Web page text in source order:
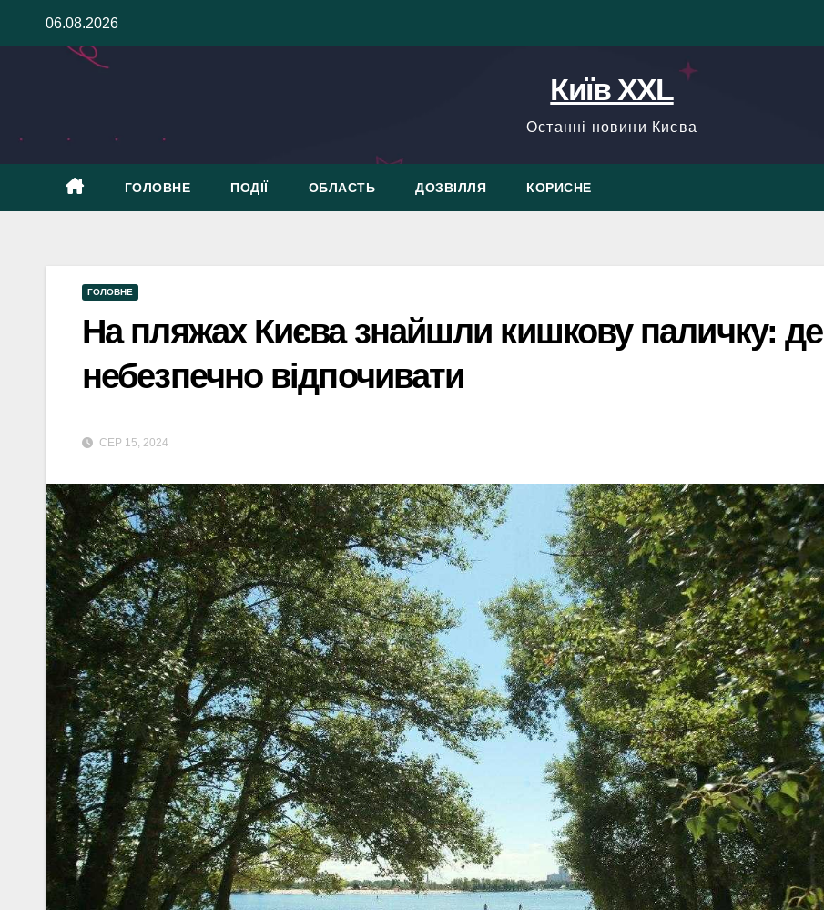
06.08.2026
Київ XXL
Останні новини Києва
ГОЛОВНЕ ПОДІЇ ОБЛАСТЬ ДОЗВІЛЛЯ КОРИСНЕ
ГОЛОВНЕ
На пляжах Києва знайшли кишкову паличку: де
небезпечно відпочивати
СЕР 15, 2024